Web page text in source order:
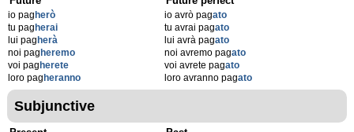
io pag herò
tu pag herai
lui pag herà
noi pag heremo
voi pag herete
loro pag heranno
io avrò pagato
tu avrai pagato
lui avrà pagato
noi avremo pagato
voi avrete pagato
loro avranno pagato
Subjunctive